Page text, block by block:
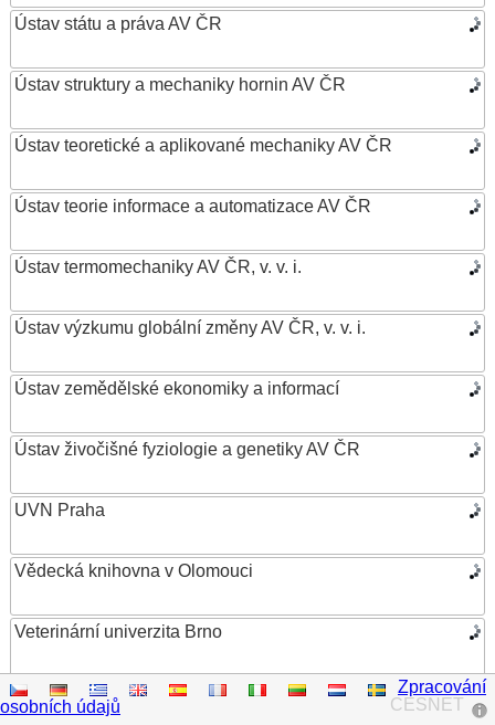
Ústav státu a práva AV ČR
Ústav struktury a mechaniky hornin AV ČR
Ústav teoretické a aplikované mechaniky AV ČR
Ústav teorie informace a automatizace AV ČR
Ústav termomechaniky AV ČR, v. v. i.
Ústav výzkumu globální změny AV ČR, v. v. i.
Ústav zemědělské ekonomiky a informací
Ústav živočišné fyziologie a genetiky AV ČR
UVN Praha
Vědecká knihovna v Olomouci
Veterinární univerzita Brno
VŠB – Technická univerzita Ostrava
CESNET
Zpracování
osobních údajů